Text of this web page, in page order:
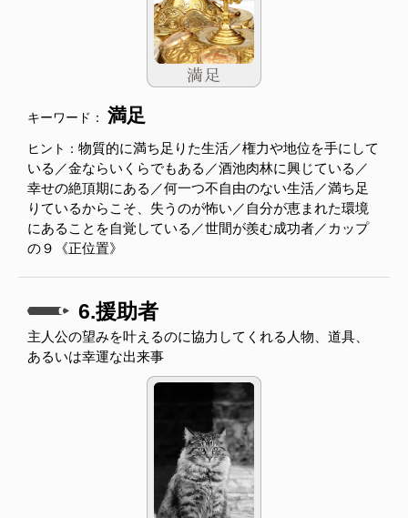
キーワード： 満足
ヒント： 物質的に満ち足りた生活／権力や地位を手にして
いる／金ならいくらでもある／酒池肉林に興じている／
幸せの絶頂期にある／何一つ不自由のない生活／満ち足
りているからこそ、失うのが怖い／自分が恵まれた環境
にあることを自覚している／世間が羨む成功者／カップ
の９《正位置》
6.援助者
主人公の望みを叶えるのに協力してくれる人物、道具、
あるいは幸運な出来事